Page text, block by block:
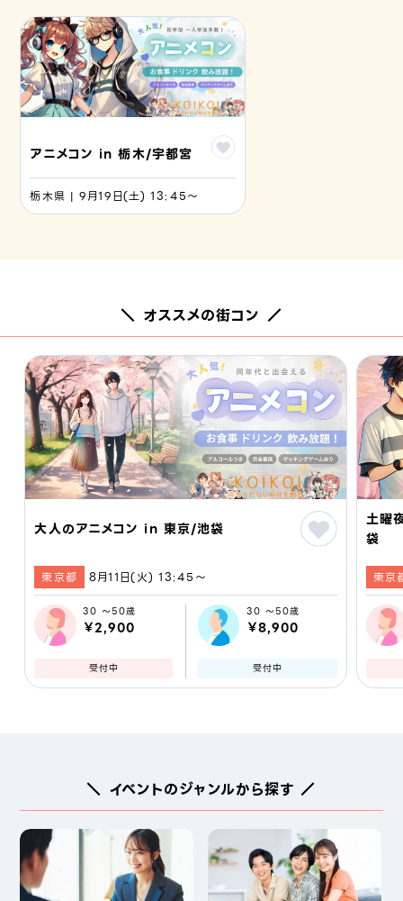
アニメコン in 栃木/宇都宮
栃木県 | 9月19日(土) 13:45〜
＼ オススメの街コン ／
大人のアニメコン in 東京/池袋
東京都 8月11日(火) 13:45〜
30 ～50歳
￥2,900
受付中
30 ～50歳
￥8,900
受付中
土曜
袋
東京
＼ イベントのジャンルから探す ／